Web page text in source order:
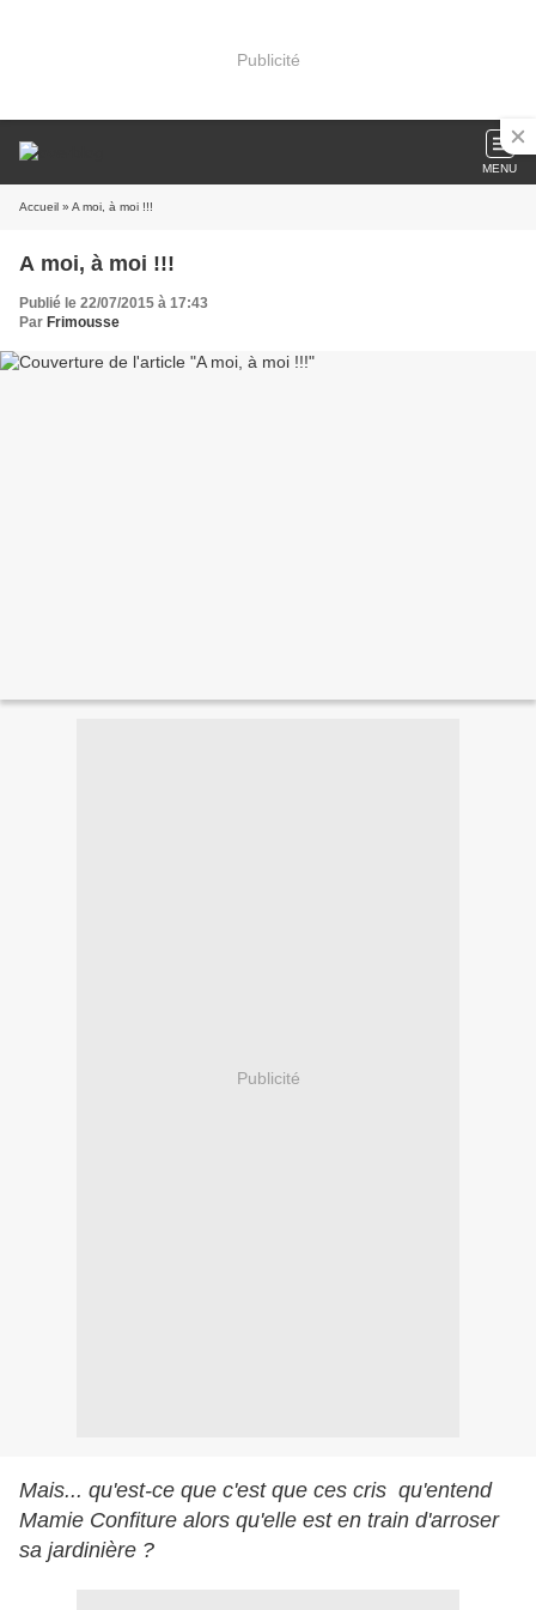
Publicité
MENU
Accueil » A moi, à moi !!!
A moi, à moi !!!
Publié le 22/07/2015 à 17:43
Par Frimousse
Publicité
Mais... qu'est-ce que c'est que ces cris qu'entend
Mamie Confiture alors qu'elle est en train d'arroser
sa jardinière ?